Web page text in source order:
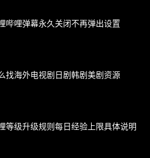
哔哩弹幕永久关闭不再弹出设置
找海外电视剧日剧韩剧美剧资源
等级升级规则每日经验上限具体说明